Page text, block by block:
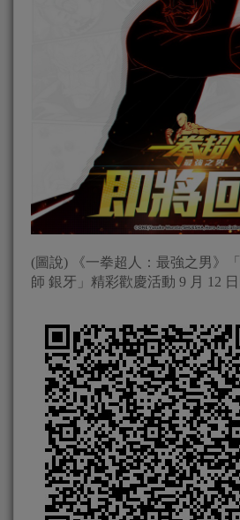
(圖說) 《一拳超人：最強之男》
師 銀牙」精彩歡慶活動 9 月 12 日